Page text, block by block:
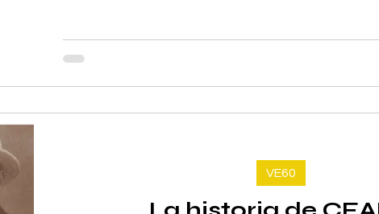
VE60